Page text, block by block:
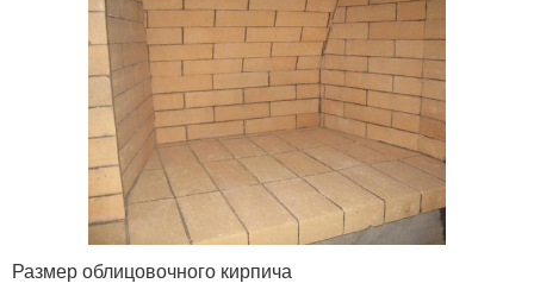
Размер облицовочного кирпича